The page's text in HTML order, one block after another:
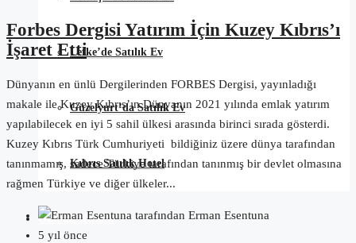
Lefke’de Satılık Ev
Güzelyurt’da Satılık Ev
Kıbrıs Satılık Hotel
Günlük Kiralık
Forbes Dergisi Yatırım İçin Kuzey Kıbrıs’ı
İşaret Etti
Dünyanın en ünlü Dergilerinden FORBES Dergisi, yayınladığı
makale ile Kuzey Kıbrıs’ın Dünyanın 2021 yılında emlak yatırım
yapılabilecek en iyi 5 sahil ülkesi arasında birinci sırada gösterdi.
Kuzey Kıbrıs Türk Cumhuriyeti bildiğiniz üzere dünya tarafından
tanınmamış, sadece Türkiye tarafından tanınmış bir devlet olmasına
rağmen Türkiye ve diğer ülkeler...
tarafından Erman Esentuna
5 yıl önce